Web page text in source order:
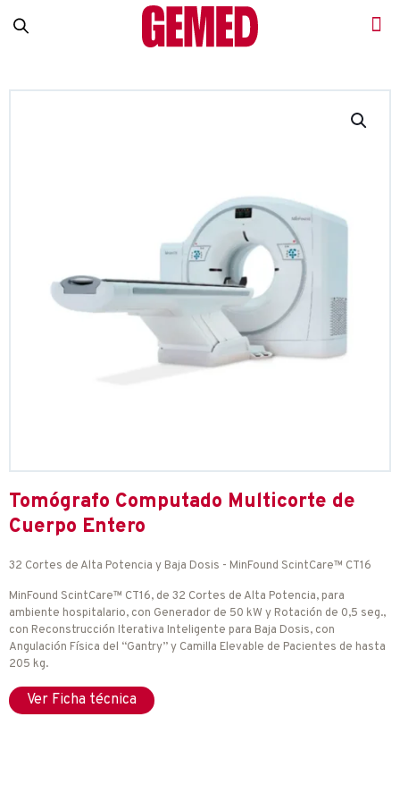
Tomógrafo Computado Multicorte de
Cuerpo Entero
32 Cortes de Alta Potencia y Baja Dosis - MinFound ScintCare™ CT16
MinFound ScintCare™ CT16, de 32 Cortes de Alta Potencia, para
ambiente hospitalario, con Generador de 50 kW y Rotación de 0,5 seg.,
con Reconstrucción Iterativa Inteligente para Baja Dosis, con
Angulación Física del “Gantry” y Camilla Elevable de Pacientes de hasta
205 kg.
Ver Ficha técnica